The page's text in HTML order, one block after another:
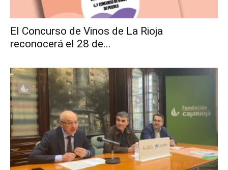
El Concurso de Vinos de La Rioja
reconocerá el 28 de...